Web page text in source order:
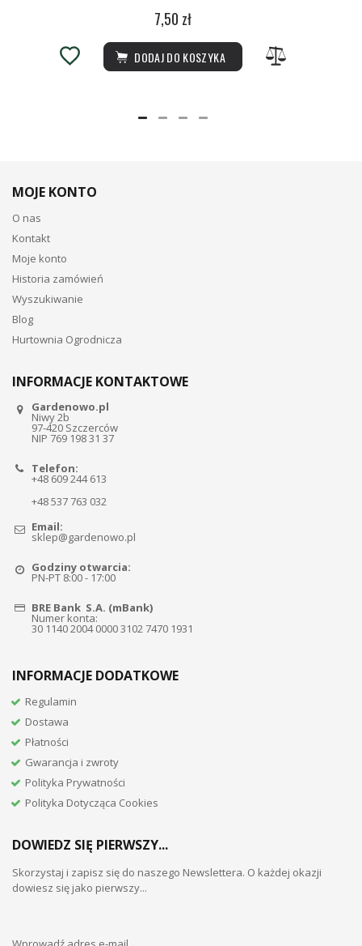
7,50 zł
DODAJ DO KOSZYKA
MOJE KONTO
O nas
Kontakt
Moje konto
Historia zamówień
Wyszukiwanie
Blog
Hurtownia Ogrodnicza
INFORMACJE KONTAKTOWE
Gardenowo.pl
Niwy 2b
97-420 Szczerców
NIP 769 198 31 37
Telefon:
+48 609 244 613
+48 537 763 032
Email:
sklep@gardenowo.pl
Godziny otwarcia:
PN-PT 8:00 - 17:00
BRE Bank S.A. (mBank)
Numer konta:
30 1140 2004 0000 3102 7470 1931
INFORMACJE DODATKOWE
Regulamin
Dostawa
Płatności
Gwarancja i zwroty
Polityka Prywatności
Polityka Dotycząca Cookies
DOWIEDZ SIĘ PIERWSZY...
Skorzystaj i zapisz się do naszego Newslettera. O każdej okazji
dowiesz się jako pierwszy...